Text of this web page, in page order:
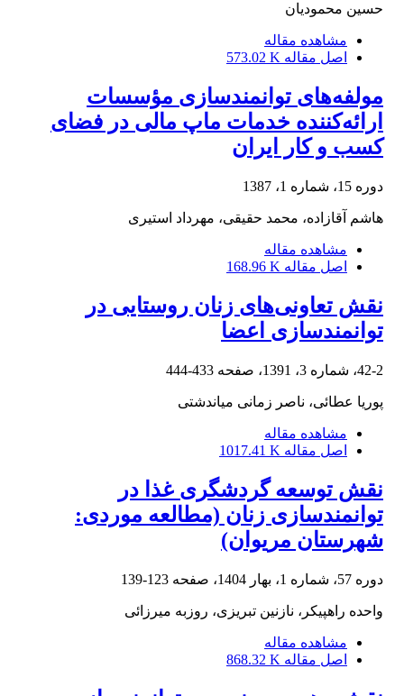
حسین محمودیان
مشاهده مقاله
اصل مقاله 573.02 K
مولفه‌های توانمندسازی مؤسسات
ارائه‌کننده خدمات ماپ مالی در فضای
کسب و کار ایران
دوره 15، شماره 1، 1387
هاشم آقازاده، محمد حقیقی، مهرداد استیری
مشاهده مقاله
اصل مقاله 168.96 K
نقش تعاونی‌های زنان روستایی در
توانمندسازی اعضا
42-2، شماره 3، 1391، صفحه 433-444
پوریا عطائی، ناصر زمانی میاندشتی
مشاهده مقاله
اصل مقاله 1017.41 K
نقش توسعه گردشگری غذا در
توانمندسازی زنان (مطالعه موردی:
شهرستان مریوان)
دوره 57، شماره 1، بهار 1404، صفحه 123-139
واحده راهپیکر، نازنین تبریزی، روزبه میرزائی
مشاهده مقاله
اصل مقاله 868.32 K